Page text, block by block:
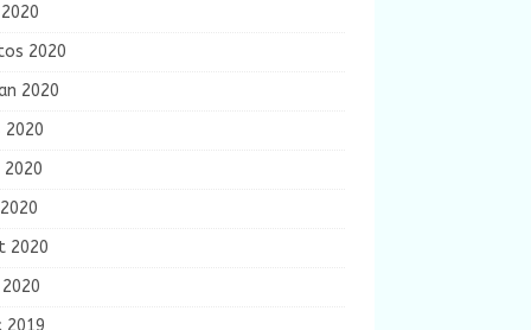
2020
2020
2020
2020
2020
2019